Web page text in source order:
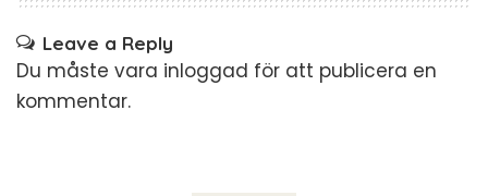
Leave a Reply
Du måste vara inloggad för att publicera en
kommentar.